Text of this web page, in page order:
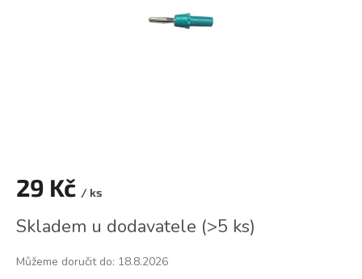
29 Kč / ks
cena:
Skladem u dodavatele (>5 ks)
Můžeme doručit do: 18.8.2026